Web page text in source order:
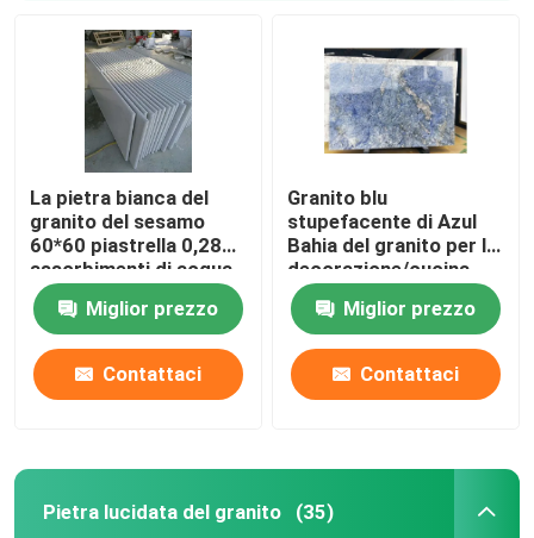
La pietra bianca del
granito del sesamo
60*60 piastrella 0,28%
assorbimenti di acqua
Miglior prezzo
Contattaci
Granito blu
stupefacente di Azul
Bahia del granito per la
decorazione/cucina
superiori dell'hotel
Miglior prezzo
Contattaci
Pietra lucidata del granito (35)